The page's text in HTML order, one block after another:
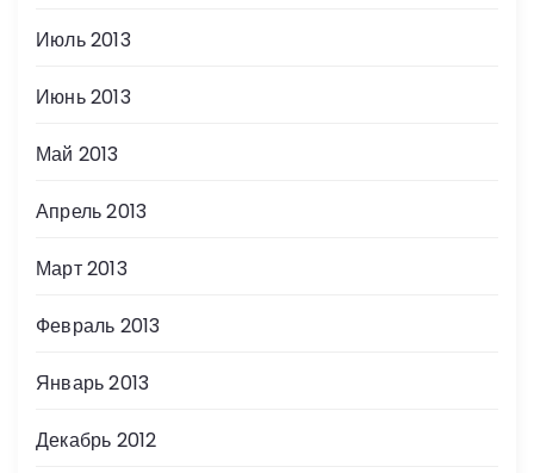
Июль 2013
Июнь 2013
Май 2013
Апрель 2013
Март 2013
Февраль 2013
Январь 2013
Декабрь 2012